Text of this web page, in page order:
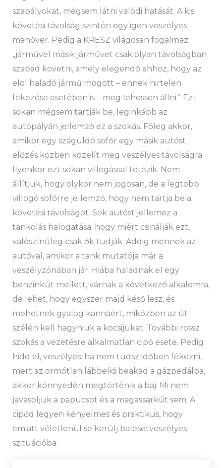
szabályokat, mégsem látni valódi hatását. A kis
követési távolság szintén egy igen veszélyes
manőver. Pedig a KRESZ világosan fogalmaz:
„járművel másik járművet csak olyan távolságban
szabad követni, amely elegendő ahhoz, hogy az
elöl haladó jármű mögött – ennek hirtelen
fékezése esetében is – meg lehessen állni.” Ezt
sokan mégsem tartják be, leginkább az
autópályán jellemző ez a szokás. Főleg akkor,
amikor egy száguldó sofőr egy másik autóst
előzés közben közelít meg veszélyes távolságra.
Ilyenkor ezt sokan villogással tetézik. Nem
állítjuk, hogy olykor nem jogosan, de a legtöbb
villogó sofőrre jellemző, hogy nem tartja be a
követési távolságot. Sok autóst jellemez a
tankolás halogatása: hogy miért csinálják ezt,
valószínűleg csak ők tudják. Addig mennek az
autóval, amikor a tank mutatója már a
veszélyzónában jár. Hiába haladnak el egy
benzinkút mellett, várnak a következő alkalomra,
de lehet, hogy egyszer majd késő lesz, és
mehetnek gyalog kannáért, miközben az út
szélén kell hagyniuk a kocsijukat. További rossz
szokás a vezetésre alkalmatlan cipő esete. Pedig
hidd el, veszélyes: ha nem tudsz időben fékezni,
mert az ormótlan lábbelid beakad a gázpedálba,
akkor könnyedén megtörténik a baj. Mi nem
javasoljuk a papucsot és a magassarkút sem. A
cipőd legyen kényelmes és praktikus, hogy
emiatt véletlenül se kerülj balesetveszélyes
szituációba.